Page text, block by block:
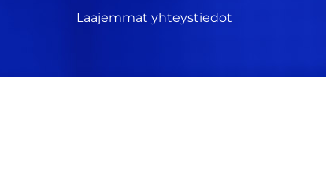
Laajemmat yhteystiedot